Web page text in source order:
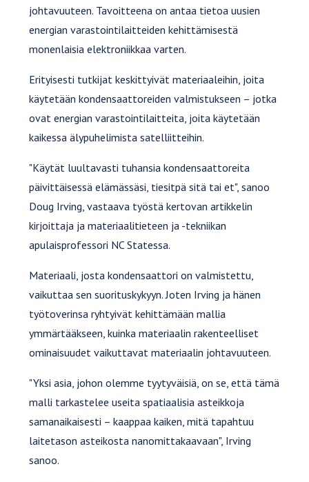
johtavuuteen. Tavoitteena on antaa tietoa uusien
energian varastointilaitteiden kehittämisestä
monenlaisia elektroniikkaa varten.
Erityisesti tutkijat keskittyivät materiaaleihin, joita
käytetään kondensaattoreiden valmistukseen – jotka
ovat energian varastointilaitteita, joita käytetään
kaikessa älypuhelimista satelliitteihin.
"Käytät luultavasti tuhansia kondensaattoreita
päivittäisessä elämässäsi, tiesitpä sitä tai et", sanoo
Doug Irving, vastaava työstä kertovan artikkelin
kirjoittaja ja materiaalitieteen ja -tekniikan
apulaisprofessori NC Statessa.
Materiaali, josta kondensaattori on valmistettu,
vaikuttaa sen suorituskykyyn. Joten Irving ja hänen
työtoverinsa ryhtyivät kehittämään mallia
ymmärtääkseen, kuinka materiaalin rakenteelliset
ominaisuudet vaikuttavat materiaalin johtavuuteen.
"Yksi asia, johon olemme tyytyväisiä, on se, että tämä
malli tarkastelee useita spatiaalisia asteikkoja
samanaikaisesti – kaappaa kaiken, mitä tapahtuu
laitetason asteikosta nanomittakaavaan", Irving
sanoo.